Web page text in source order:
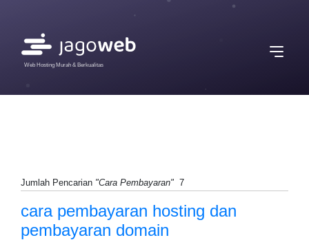
Web Hosting Murah & Berkualitas
Jumlah Pencarian "Cara Pembayaran" 7
cara pembayaran hosting dan
pembayaran domain